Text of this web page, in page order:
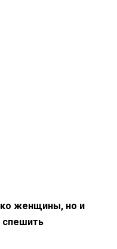
женщины, но и
спешить